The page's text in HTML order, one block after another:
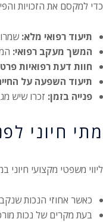
כדי למקסם את הזכויות
תיעוד רפואי מלא:
המשך מעקב רפואי:
חוות דעת רפואיות
תיעוד השפעה על
פנייה בזמן: זכרו שיש
מתי חיוני
ליווי משפטי מקצועי חיוני
כאשר אחוזי הנכות
בעת מקרים של נכות